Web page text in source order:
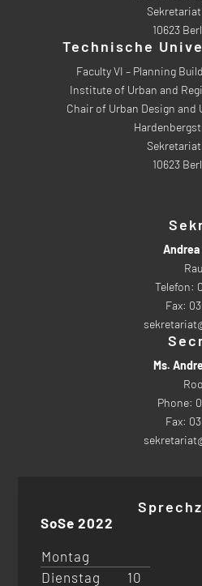
10623
Technische
Faculty VI – Planning
Institute of Urban and
Chair of Urban Design and
10623
Telefon:
Fax:
Ms.
Phone:
Fax:
SoSe 2022
Montag
Dienstag
10